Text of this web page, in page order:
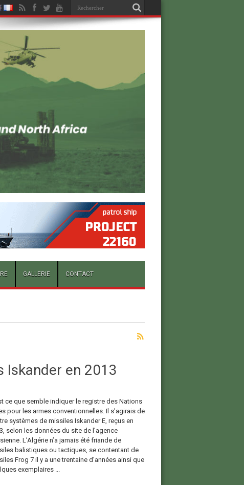
GALLERIE CONTACT
Iskander en 2013
ce que semble indiquer le registre des Nations
pour les armes conventionnelles. Il s’agirais de
systèmes de missiles Iskander E, reçus en
selon les données du site de l’agence
L’Algérie n’a jamais été friande de
balistiques ou tactiques, se contentant de
Frog 7 il y a une trentaine d’années ainsi que
exemplaires ...